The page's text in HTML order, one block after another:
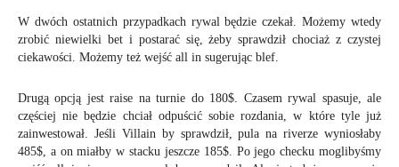
W dwóch ostatnich przypadkach rywal będzie czekał. Możemy wtedy
zrobić niewielki bet i postarać się, żeby sprawdził chociaż z czystej
ciekawości. Możemy też wejść all in sugerując blef.
Drugą opcją jest raise na turnie do 180$. Czasem rywal spasuje, ale
częściej nie będzie chciał odpuścić sobie rozdania, w które tyle już
zainwestował. Jeśli Villain by sprawdził, pula na riverze wyniosłaby
485$, a on miałby w stacku jeszcze 185$. Po jego checku moglibyśmy